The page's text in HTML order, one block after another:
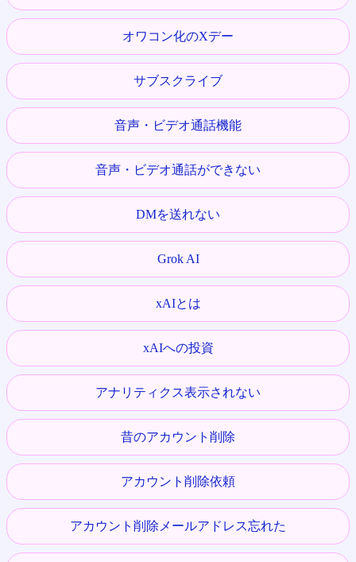
オワコン化のXデー
サブスクライブ
音声・ビデオ通話機能
音声・ビデオ通話ができない
DMを送れない
Grok AI
xAIとは
xAIへの投資
アナリティクス表示されない
昔のアカウント削除
アカウント削除依頼
アカウント削除メールアドレス忘れた